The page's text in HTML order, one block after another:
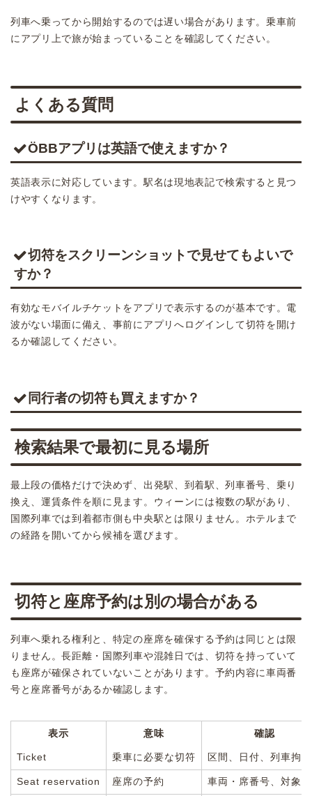
列車へ乗ってから開始するのでは遅い場合があります。乗車前
にアプリ上で旅が始まっていることを確認してください。
よくある質問
ÖBBアプリは英語で使えますか？
英語表示に対応しています。駅名は現地表記で検索すると見つ
けやすくなります。
切符をスクリーンショットで見せてもよいで
すか？
有効なモバイルチケットをアプリで表示するのが基本です。電
波がない場面に備え、事前にアプリへログインして切符を開け
るか確認してください。
同行者の切符も買えますか？
検索結果で最初に見る場所
最上段の価格だけで決めず、出発駅、到着駅、列車番号、乗り
換え、運賃条件を順に見ます。ウィーンには複数の駅があり、
国際列車では到着都市側も中央駅とは限りません。ホテルまで
の経路を開いてから候補を選びます。
切符と座席予約は別の場合がある
列車へ乗れる権利と、特定の座席を確保する予約は同じとは限
りません。長距離・国際列車や混雑日では、切符を持っていて
も座席が確保されていないことがあります。予約内容に車両番
号と座席番号があるか確認します。
表示 意味 確認
Ticket 乗車に必要な切符 区間、日付、列車拘束
Seat reservation 座席の予約 車両・席番号、対象